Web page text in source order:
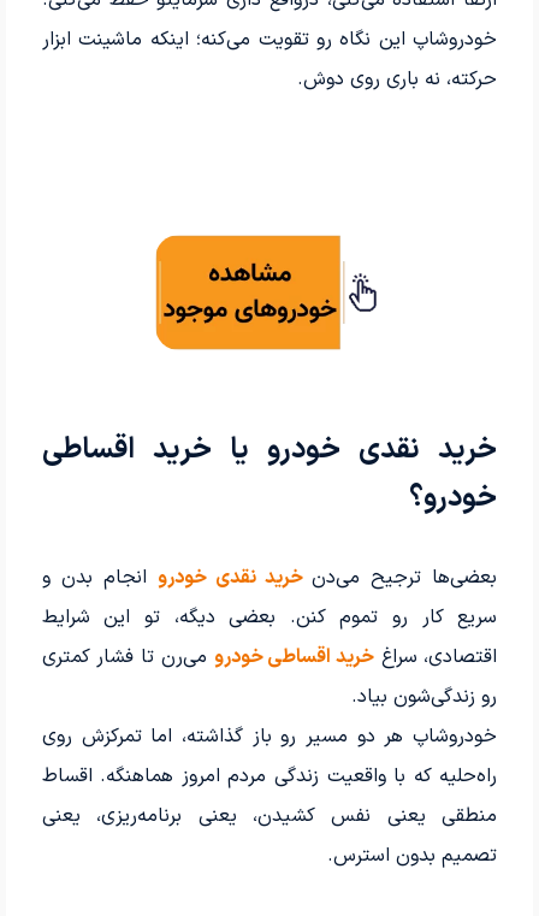
خودروشاپ این نگاه رو تقویت می‌کنه؛ اینکه ماشینت ابزار
حرکته، نه باری روی دوش.
خرید نقدی خودرو یا خرید اقساطی
خودرو؟
بعضی‌ها ترجیح می‌دن خرید نقدی خودرو انجام بدن و
سریع کار رو تموم کنن. بعضی دیگه، تو این شرایط
اقتصادی، سراغخرید اقساطی خودرو می‌رن تا فشار کمتری
رو زندگی‌شون بیاد.
خودروشاپ هر دو مسیر رو باز گذاشته، اما تمرکزش روی
راه‌حلیه که با واقعیت زندگی مردم امروز هماهنگه. اقساط
منطقی یعنی نفس کشیدن، یعنی برنامه‌ریزی، یعنی
تصمیم بدون استرس.